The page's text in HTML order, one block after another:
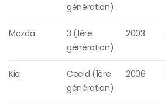
génération)
Mazda
3 (1ère
génération)
2003
Kia
Cee’d (1ère
génération)
2006